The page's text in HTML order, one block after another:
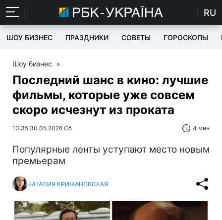
RU
ШОУ БИЗНЕС ПРАЗДНИКИ СОВЕТЫ ГОРОСКОПЫ
Шоу бизнес »
Последний шанс в кино: лучшие
фильмы, которые уже совсем
скоро исчезнут из проката
13:35 30.05.2026 Сб 4 мин
Популярные ленты уступают место новым
премьерам
НАТАЛИЯ КРИЖАНОВСКАЯ